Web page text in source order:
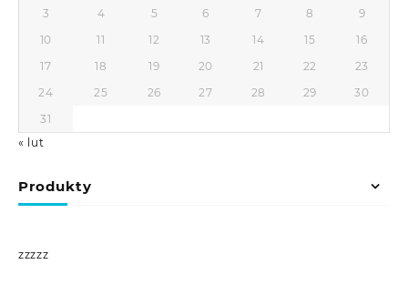
3
4 5 6 7 8
9
10
11 12 13 14 15
16
17
18 19 20 21 22
23
24
25 26 27 28 29
30
31
« lut
Produkty
zzzzz